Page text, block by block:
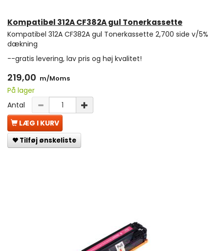
Kompatibel 312A CF382A gul Tonerkassette
Kompatibel 312A CF382A gul Tonerkassette 2,700 side v/5%
dækning
--gratis levering, lav pris og høj kvalitet!
219,00 m/Moms
På lager
Antal
LÆG I KURV
Tilføj ønskeliste